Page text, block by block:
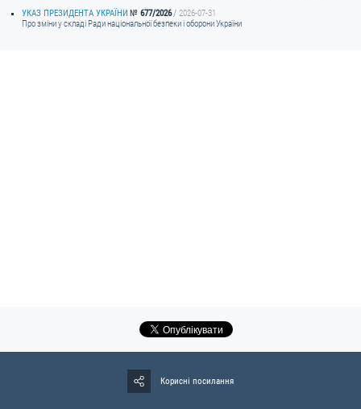
УКАЗ ПРЕЗИДЕНТА УКРАЇНИ
677/2026
2026-07-31
Про зміни у складі Ради національної безпеки і оборони України
Корисні посилання